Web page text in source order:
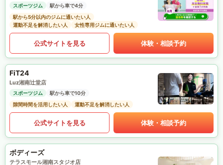
スポーツジム
駅から車で4分
駅から5分以内のジムに通いたい人
運動不足を解消したい人
女性専用ジムに通いたい人
公式サイトを見る 体験・相談予約
FiT24
Luz湘南辻堂店
スポーツジム
駅から車で10分
隙間時間を活用したい人
運動不足を解消したい人
公式サイトを見る 体験・相談予約
ボディーズ
テラスモール湘南スタジオ店